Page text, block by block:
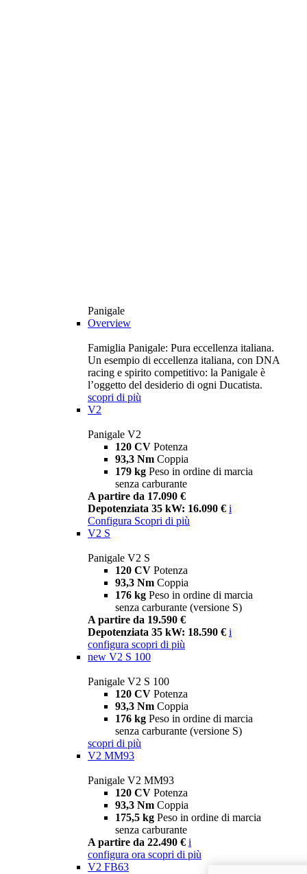
Panigale
Overview
Famiglia Panigale: Pura eccellenza italiana.
Un esempio di eccellenza italiana, con DNA
racing e spirito competitivo: la Panigale è
l’oggetto del desiderio di ogni Ducatista.
scopri di più
V2
Panigale V2
120 CV Potenza
93,3 Nm Coppia
179 kg Peso in ordine di marcia
senza carburante
A partire da 17.090 €
Depotenziata 35 kW: 16.090 € i
Configura Scopri di più
V2 S
Panigale V2 S
120 CV Potenza
93,3 Nm Coppia
176 kg Peso in ordine di marcia
senza carburante (versione S)
A partire da 19.590 €
Depotenziata 35 kW: 18.590 € i
configura scopri di più
new V2 S 100
Panigale V2 S 100
120 CV Potenza
93,3 Nm Coppia
176 kg Peso in ordine di marcia
senza carburante (versione S)
scopri di più
V2 MM93
Panigale V2 MM93
120 CV Potenza
93,3 Nm Coppia
175,5 kg Peso in ordine di marcia
senza carburante
A partire da 22.490 € i
configura ora scopri di più
V2 FB63